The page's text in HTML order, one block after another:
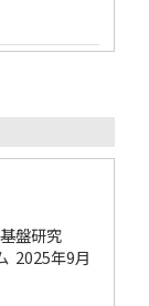
盤研究
2025年9月